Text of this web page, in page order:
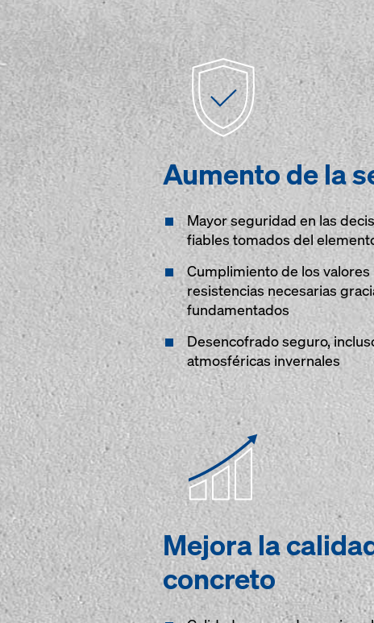
Aumento de la
Mayor seguridad en las
fiables tomados del
Cumplimiento de los valores
resistencias necesarias
fundamentados
Desencofrado seguro,
atmosféricas invernales
Mejora la
concreto